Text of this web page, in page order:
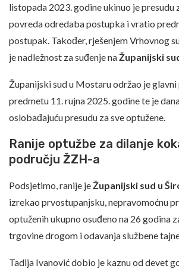
listopada 2023. godine ukinuo je
povreda odredaba postupka i vratio
postupak. Također, rješenjem Vrhovnog
je nadležnost za suđenje naŽupanijski
Županijski sud u Mostaru održao je
predmetu 11. rujna 2025. godine te je
oslobađajuću presudu za sve optužene.
Ranije optužbe za dilanje
području ŽZH-a
Podsjetimo, ranije jeŽupanijski sud u
izrekao prvostupanjsku, nepravomoćnu
optuženih ukupno osuđeno na 26 godina
trgovine drogom i odavanja službene
Tadija Ivanović dobio je kaznu od devet